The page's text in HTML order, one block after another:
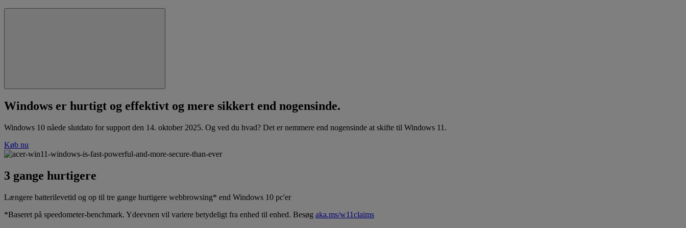
Windows er hurtigt og effektivt og mere sikkert end nogensinde.
Windows 10 nåede slutdato for support den 14. oktober 2025. Og ved du hvad? Det er nemmere end nogensinde at skifte til Windows 11.
Køb nu
3 gange hurtigere
Længere batterilevetid og op til tre gange hurtigere webbrowsing* end Windows 10 pc'er
*Baseret på speedometer-benchmark. Ydeevnen vil variere betydeligt fra enhed til enhed. Besøg aka.ms/w11claims